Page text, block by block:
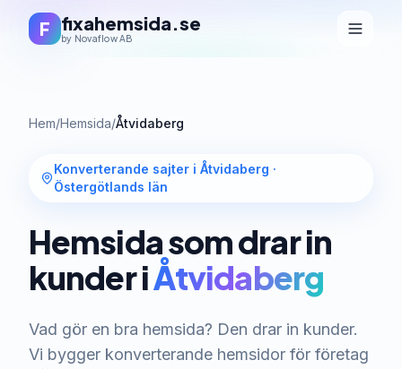
F fixahemsida.se
by Novaflow AB
Hem/Hemsida/Åtvidaberg
Konverterande sajter i Åtvidaberg ·
Östergötlands län
Hemsida som drar in
kunder iÅtvidaberg
Vad gör en bra hemsida? Den drar in kunder.
Vi bygger konverterande hemsidor för företag